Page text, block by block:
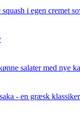
squash i egen cremet
salater med nye
- en græsk klassiker